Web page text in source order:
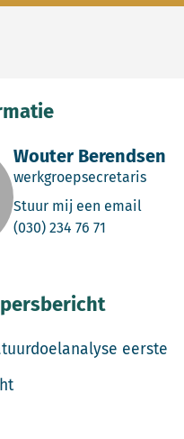
Wouter Berendsen
werkgroepsecretaris
Stuur mij een email
(030) 234 76 71
eerste
Advies
Persbericht